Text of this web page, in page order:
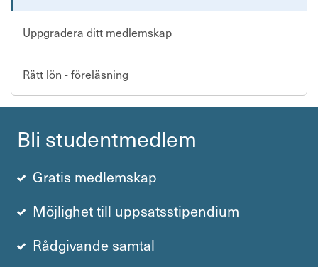
Uppgradera ditt medlemskap
Rätt lön - föreläsning
Bli student­medlem
Gratis medlemskap
Möjlighet till uppsatsstipendium
Rådgivande samtal